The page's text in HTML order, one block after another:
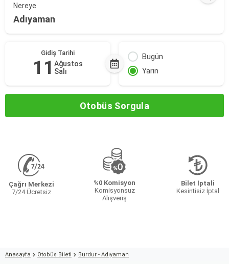
Nereye
Adıyaman
Gidiş Tarihi
11 Ağustos
Salı
Bugün
Yarın
Otobüs Sorgula
Çağrı Merkezi
7/24 Ücretsiz
%0 Komisyon
Komisyonsuz
Alışveriş
Bilet İptali
Kesintisiz İptal
Anasayfa Otobüs Bileti Burdur - Adıyaman